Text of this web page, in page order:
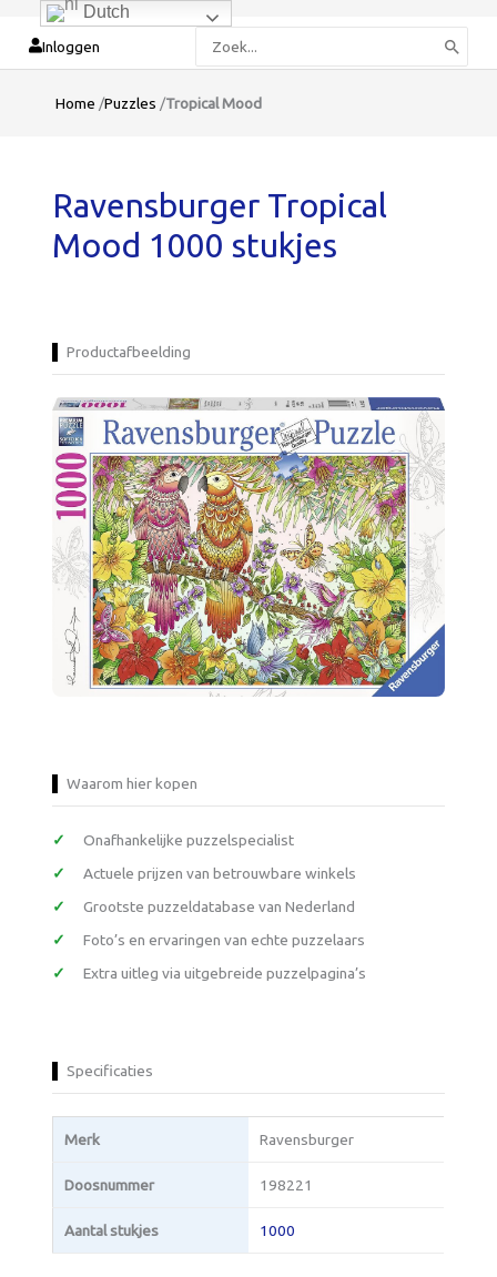
Inloggen
naar:
Home /Puzzles /Tropical Mood
Ravensburger Tropical
Mood 1000 stukjes
Productafbeelding
Waarom hier kopen
Onafhankelijke puzzelspecialist
Actuele prijzen van betrouwbare winkels
Grootste puzzeldatabase van Nederland
Foto’s en ervaringen van echte puzzelaars
Extra uitleg via uitgebreide puzzelpagina’s
Specificaties
Merk Ravensburger
Doosnummer 198221
Aantal stukjes 1000
Dutch